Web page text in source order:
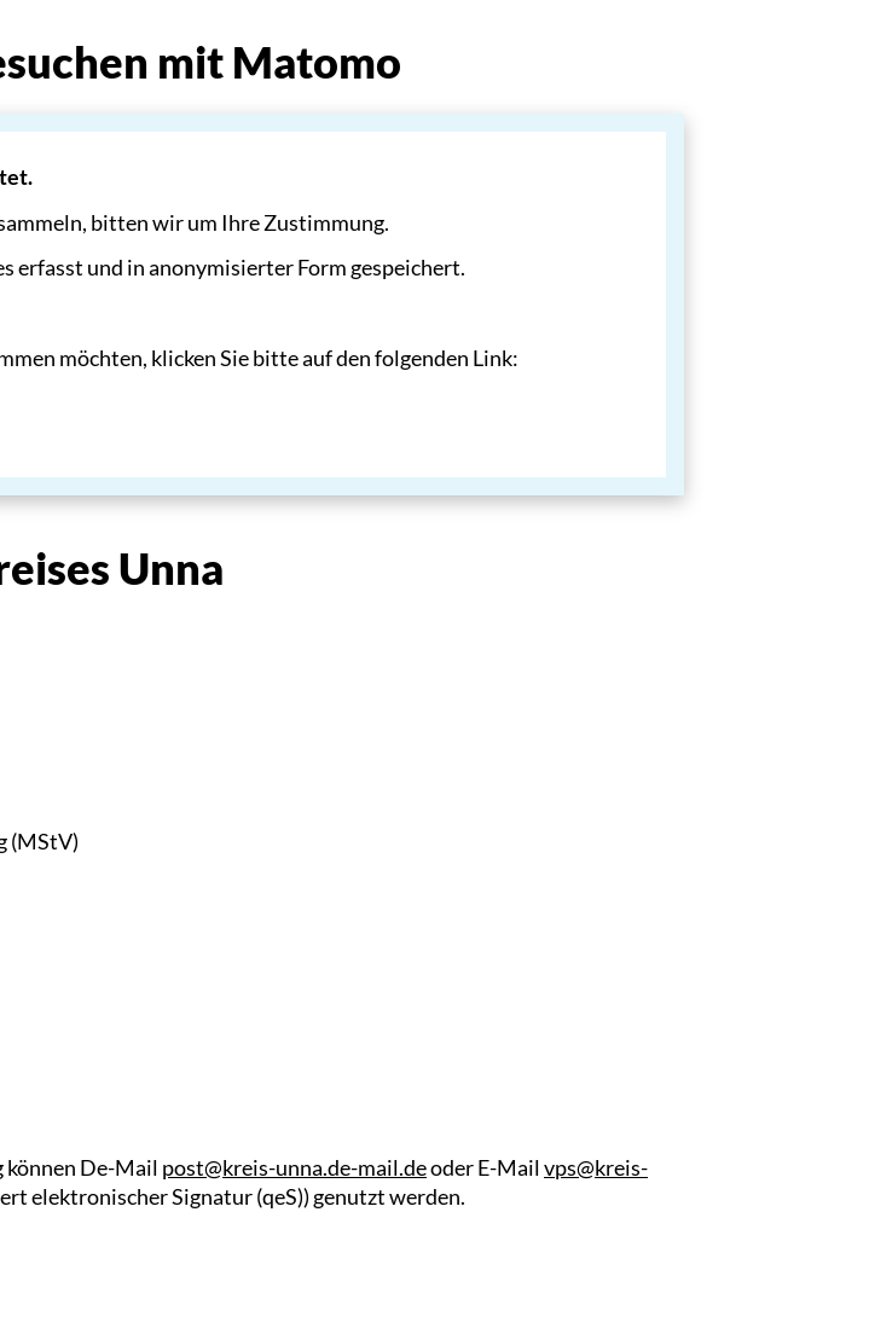
mit Matomo
bitten wir um Ihre Zustimmung.
erfasst und in anonymisierter Form gespeichert.
möchten, klicken Sie bitte auf den folgenden Link:
Unna
(MStV)
De-Mail post@kreis-unna.de-mail.deoder E-Mailvps@kreis-
elektronischer Signatur (qeS)) genutzt werden.